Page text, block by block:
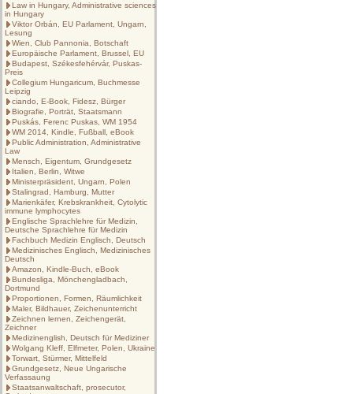
Law in Hungary, Administrative sciences
in Hungary
Viktor Orbán, EU Parlament, Ungarn,
Lesung
Wien, Club Pannonia, Botschaft
Europäische Parlament, Brussel, EU
Budapest, Székesfehérvár, Puskas-
Preis
Collegium Hungaricum, Buchmesse
Leipzig
ciando, E-Book, Fidesz, Bürger
Biografie, Porträt, Staatsmann
Puskás, Ferenc Puskas, WM 1954
WM 2014, Kindle, Fußball, eBook
Public Administration, Administrative
Law
Mensch, Eigentum, Grundgesetz
Italien, Berlin, Witwe
Ministerpräsident, Ungarn, Polen
Stalingrad, Hamburg, Mutter
Marienkäfer, Krebskrankheit, Cytolytic
immune lymphocytes
Englische Sprachlehre für Medizin,
Deutsche Sprachlehre für Medizin
Fachbuch Medizin Englisch, Deutsch
Medizinisches Englisch, Medizinisches
Deutsch
Amazon, Kindle-Buch, eBook
Bundesliga, Mönchengladbach,
Dortmund
Proportionen, Formen, Räumlichkeit
Maler, Bildhauer, Zeichenunterricht
Zeichnen lernen, Zeichengerät,
Zeichner
Medizinenglish, Deutsch für Mediziner
Wolgang Kleff, Elfmeter, Polen, Ukraine
Torwart, Stürmer, Mittelfeld
Grundgesetz, Neue Ungarische
Verfassaung
Staatsanwaltschaft, prosecutor,